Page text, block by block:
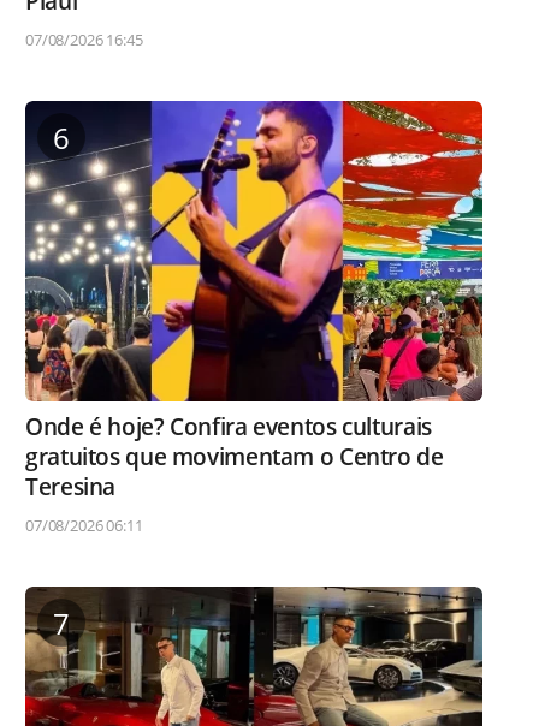
07/08/2026 16:45
6
Onde é hoje? Confira eventos culturais
gratuitos que movimentam o Centro de
Teresina
07/08/2026 06:11
7